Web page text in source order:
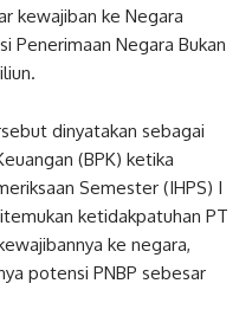
kewajiban ke Negara
Penerimaan Negara Bukan
dinyatakan sebagai
(BPK) ketika
Semester (IHPS) I
ketidakpatuhan PT
ke negara,
potensi PNBP sebesar